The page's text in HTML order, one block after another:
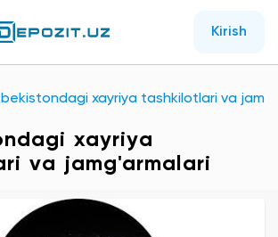
Kirish
xayriya tashkilotlari va
xayriya
va jamg'armalari